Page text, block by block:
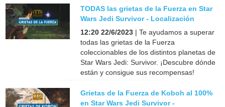
TODAS las grietas de la Fuerza en Star
Wars Jedi Survivor - Localización
12:20 22/6/2023 | Te ayudamos a superar
todas las grietas de la Fuerza
coleccionables de los distintos planetas de
Star Wars Jedi: Survivor. ¡Descubre dónde
están y consigue sus recompensas!
Grietas de la Fuerza de Koboh al 100%
en Star Wars Jedi Survivor -